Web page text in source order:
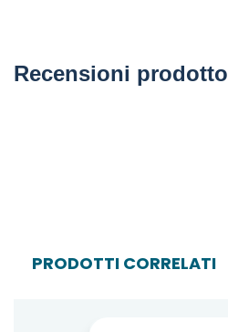
Recensioni prodotto
PRODOTTI CORRELATI